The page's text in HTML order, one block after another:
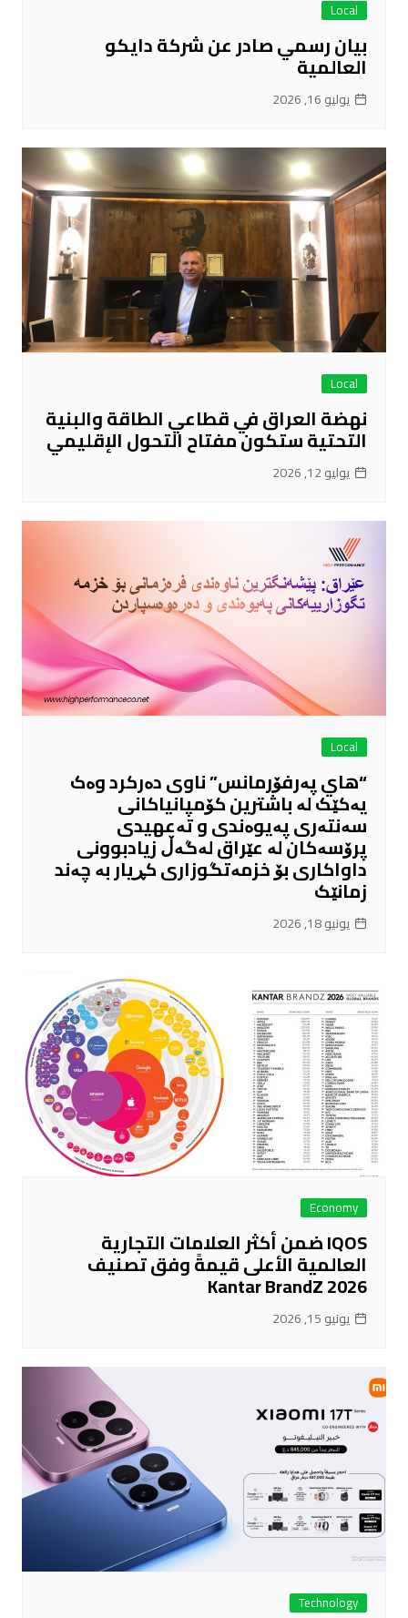
Local
بيان رسمي صادر عن شركة دايكو
العالمية
يوليو 16, 2026
Local
نهضة العراق في قطاعي الطاقة والبنية
التحتية ستكون مفتاح التحول الإقليمي
يوليو 12, 2026
Local
“هاي پەرفۆرمانس” ناوی دەرکرد وەک
یەکێک لە باشترین کۆمپانیاکانی
سەنتەری پەیوەندی و تەعهیدی
پرۆسەکان لە عێراق لەگەڵ زیادبوونی
داواکاری بۆ خزمەتگوزاری کڕیار بە چەند
زمانێک
يونيو 18, 2026
Economy
IQOS ضمن أكثر العلامات التجارية
العالمية الأعلى قيمةً وفق تصنيف
Kantar BrandZ 2026
يونيو 15, 2026
Technology